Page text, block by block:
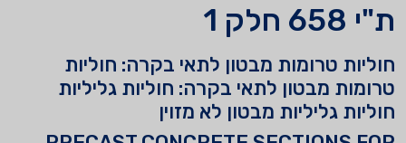
ת"י 658 חלק 1
חוליות טרומות מבטון לתאי בקרה: חוליות
טרומות מבטון לתאי בקרה: חוליות גליליות
חוליות גליליות מבטון לא מזוין